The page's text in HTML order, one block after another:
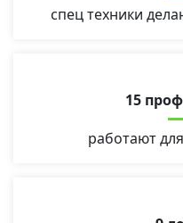
спец техники
15
работают